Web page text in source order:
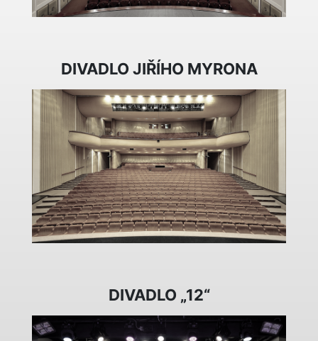
DIVADLO JIŘÍHO MYRONA
DIVADLO „12“